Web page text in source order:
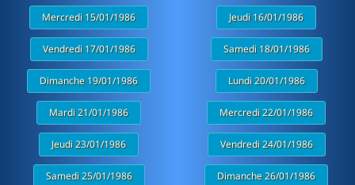
Mercredi 15/01/1986 Jeudi 16/01/1986
Vendredi 17/01/1986 Samedi 18/01/1986
Dimanche 19/01/1986 Lundi 20/01/1986
Mardi 21/01/1986 Mercredi 22/01/1986
Jeudi 23/01/1986 Vendredi 24/01/1986
Samedi 25/01/1986 Dimanche 26/01/1986